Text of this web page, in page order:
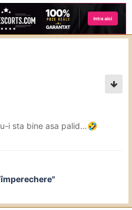
i sta bine asa palid…🤣